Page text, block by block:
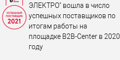
ЭЛЕКТРО" вошла в число
успешных поставщиков по
итогам работы на
площадке B2B-Center в 2020
году